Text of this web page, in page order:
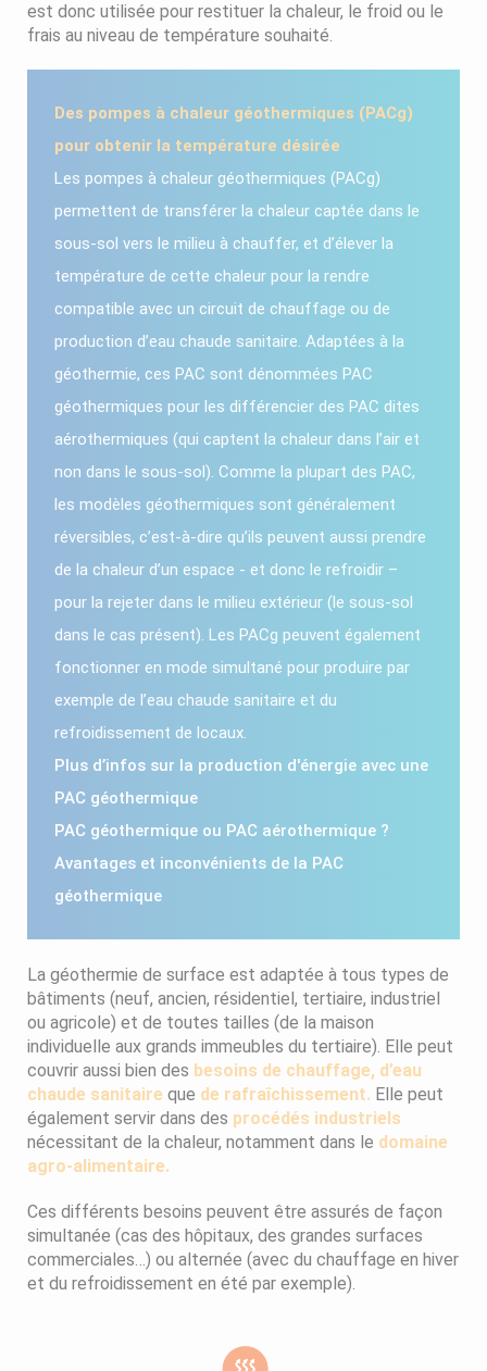
est donc utilisée pour restituer la chaleur, le froid ou le
frais au niveau de température souhaité.
Des pompes à chaleur géothermiques (PACg)
pour obtenir la température désirée
Les pompes à chaleur géothermiques (PACg)
permettent de transférer la chaleur captée dans le
sous-sol vers le milieu à chauffer, et d’élever la
température de cette chaleur pour la rendre
compatible avec un circuit de chauffage ou de
production d’eau chaude sanitaire. Adaptées à la
géothermie, ces PAC sont dénommées PAC
géothermiques pour les différencier des PAC dites
aérothermiques (qui captent la chaleur dans l’air et
non dans le sous-sol). Comme la plupart des PAC,
les modèles géothermiques sont généralement
réversibles, c’est-à-dire qu’ils peuvent aussi prendre
de la chaleur d’un espace - et donc le refroidir –
pour la rejeter dans le milieu extérieur (le sous-sol
dans le cas présent). Les PACg peuvent également
fonctionner en mode simultané pour produire par
exemple de l’eau chaude sanitaire et du
refroidissement de locaux.
Plus d’infos sur la production d'énergie avec une
PAC géothermique
PAC géothermique ou PAC aérothermique ?
Avantages et inconvénients de la PAC
géothermique
La géothermie de surface est adaptée à tous types de
bâtiments (neuf, ancien, résidentiel, tertiaire, industriel
ou agricole) et de toutes tailles (de la maison
individuelle aux grands immeubles du tertiaire). Elle peut
couvrir aussi bien des besoins de chauffage, d’eau
chaude sanitaire que de rafraîchissement. Elle peut
également servir dans des procédés industriels
nécessitant de la chaleur, notamment dans le domaine
agro-alimentaire.
Ces différents besoins peuvent être assurés de façon
simultanée (cas des hôpitaux, des grandes surfaces
commerciales…) ou alternée (avec du chauffage en hiver
et du refroidissement en été par exemple).